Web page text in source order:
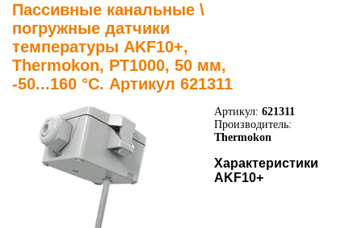
Пассивные канальные \
погружные датчики
температуры AKF10+,
Thermokon, PT1000, 50 мм,
-50...160 °C. Артикул 621311
Артикул: 621311
Производитель:
Thermokon
Характеристики
AKF10+